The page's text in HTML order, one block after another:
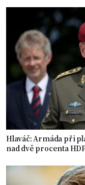
Hlaváč: Armáda při
nad dvě procenta